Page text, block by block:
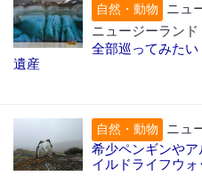
自然・動物
ニュ
ニュージーランド
全部巡ってみた
遺産
自然・動物
ニュ
希少ペンギンや
イルドライフウ